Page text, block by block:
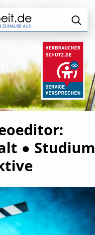
● Studium